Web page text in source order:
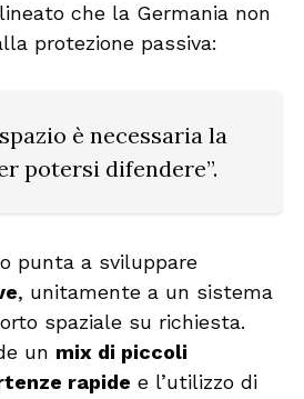
che la Germania non
protezione passiva:
è necessaria la
potersi difendere”.
punta a sviluppare
, unitamente a un sistema
spaziale su richiesta.
un mix di piccoli
rapide e l’utilizzo di